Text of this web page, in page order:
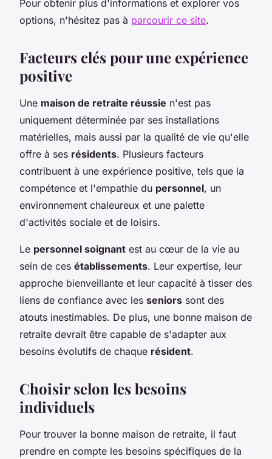
Pour obtenir plus d'informations et explorer vos
options, n'hésitez pas à parcourir ce site.
Facteurs clés pour une expérience
positive
Une maison de retraite réussie n'est pas
uniquement déterminée par ses installations
matérielles, mais aussi par la qualité de vie qu'elle
offre à ses résidents. Plusieurs facteurs
contribuent à une expérience positive, tels que la
compétence et l'empathie du personnel, un
environnement chaleureux et une palette
d'activités sociale et de loisirs.
Le personnel soignant est au cœur de la vie au
sein de ces établissements. Leur expertise, leur
approche bienveillante et leur capacité à tisser des
liens de confiance avec les seniors sont des
atouts inestimables. De plus, une bonne maison de
retraite devrait être capable de s'adapter aux
besoins évolutifs de chaque résident.
Choisir selon les besoins
individuels
Pour trouver la bonne maison de retraite, il faut
prendre en compte les besoins spécifiques de la